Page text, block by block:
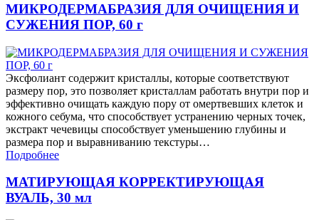
МИКРОДЕРМАБРАЗИЯ ДЛЯ ОЧИЩЕНИЯ И
СУЖЕНИЯ ПОР, 60 г
Эксфолиант содержит кристаллы, которые соответствуют
размеру пор, это позволяет кристаллам работать внутри пор и
эффективно очищать каждую пору от омертвевших клеток и
кожного себума, что способствует устранению черных точек,
экстракт чечевицы способствует уменьшению глубины и
размера пор и выравниванию текстуры…
Подробнее
МАТИРУЮЩАЯ КОРРЕКТИРУЮЩАЯ
ВУАЛЬ, 30 мл